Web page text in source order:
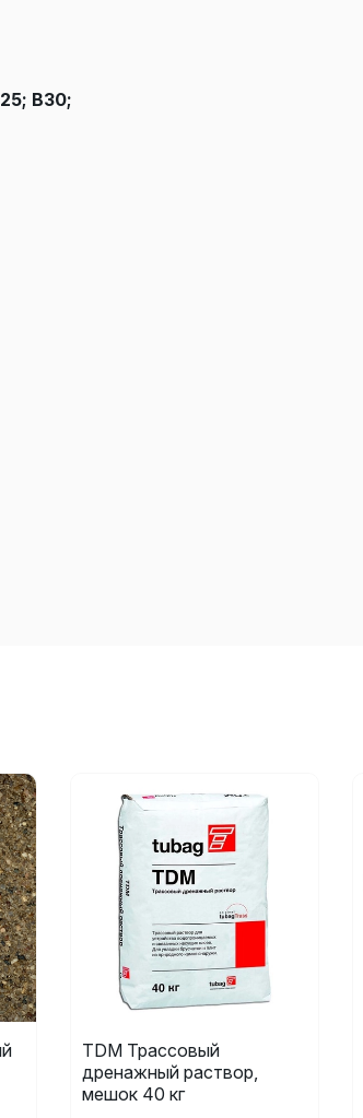
В30;
TDM Трассовый
дренажный раствор,
мешок 40 кг